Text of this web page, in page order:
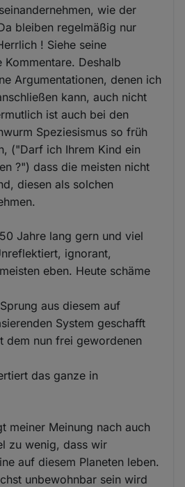
wie der
bleiben regelmäßig nur
! Siehe seine
Kommentare. Deshalb
Argumentationen, denen ich
kann, auch nicht
ist auch bei den
Speziesismus so früh
("Darf ich Ihrem Kind ein
?") dass die meisten nicht
diesen als solchen
Jahre lang gern und viel
ignorant,
eben. Heute schäme
aus diesem auf
System geschafft
dem nun frei gewordenen
das ganze in
meiner Meinung nach auch
zu wenig, dass wir
auf diesem Planeten leben.
unbewohnbar sein wird